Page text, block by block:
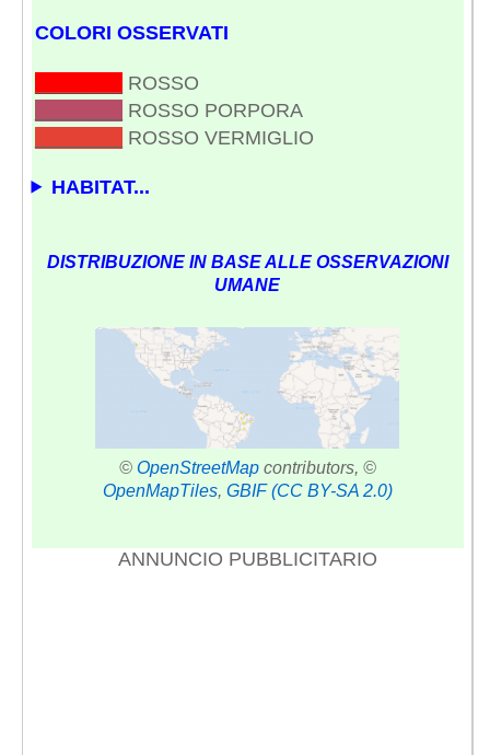
COLORI OSSERVATI
ROSSO
ROSSO PORPORA
ROSSO VERMIGLIO
HABITAT...
DISTRIBUZIONE IN BASE ALLE OSSERVAZIONI
UMANE
© OpenStreetMapcontributors, ©
OpenMapTiles, GBIF (CC BY-SA 2.0)
ANNUNCIO PUBBLICITARIO